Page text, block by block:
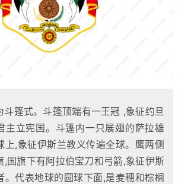
斗篷式。斗篷顶端有一王冠 ,象征约旦
主立宪国。斗篷内一只展翅的萨拉雄
上,象征伊斯兰教义传遍全球。鹰两侧
,国旗下有阿拉伯宝刀和弓箭,象征伊斯
。代表地球的圆球下面,是麦穗和棕榈